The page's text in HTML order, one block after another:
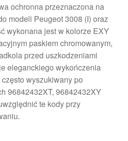
ochronna przeznaczona na
modeli Peugeot 3008 (I) oraz
wykonana jest w kolorze EXY
paskiem chromowanym,
przed uszkodzeniami
eleganckiego wykończenia
wyszukiwany po
96842432XT, 96842432XY
te kody przy